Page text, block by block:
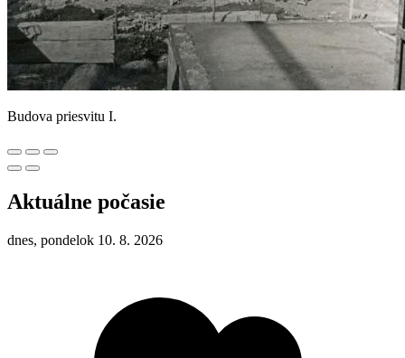
Budova priesvitu I.
Aktuálne počasie
dnes, pondelok 10. 8. 2026